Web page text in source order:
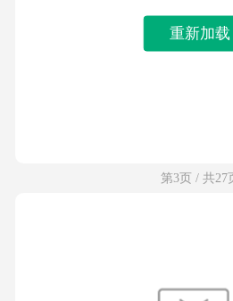
重新加载
第3页 / 共27